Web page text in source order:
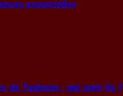
essentielles
de Toulouse : qui sont-ils ?